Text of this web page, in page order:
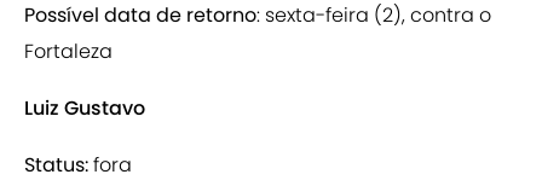
Possível data de retorno: sexta-feira (2), contra o
Fortaleza
Luiz Gustavo
Status:fora